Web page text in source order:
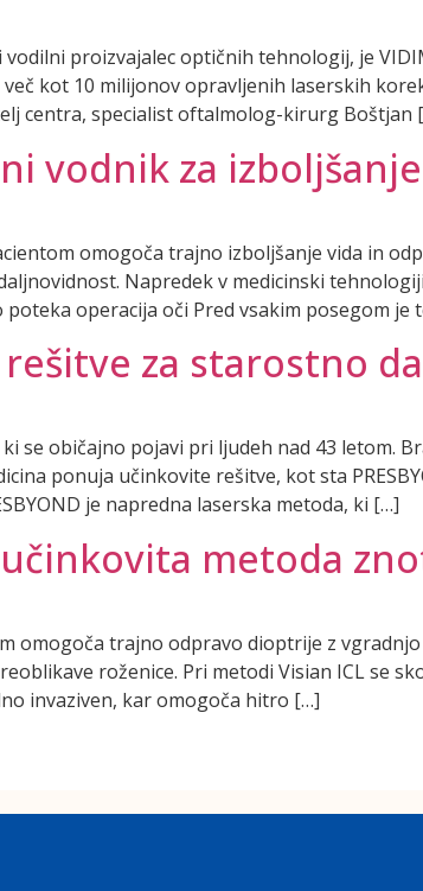
vodilni proizvajalec optičnih tehnologij, je
kot 10 milijonov opravljenih laserskih
centra, specialist oftalmolog-kirurg Boštjan
vodnik za
omogoča trajno izboljšanje vida in
Napredek v medicinski
operacija oči Pred vsakim posegom je
rešitve za starostno
se običajno pojavi pri ljudeh nad 43 letom.
ponuja učinkovite rešitve, kot sta
je napredna laserska metoda, ki […]
učinkovita metoda
omogoča trajno odpravo dioptrije z
roženice. Pri metodi Visian ICL se
invaziven, kar omogoča hitro […]